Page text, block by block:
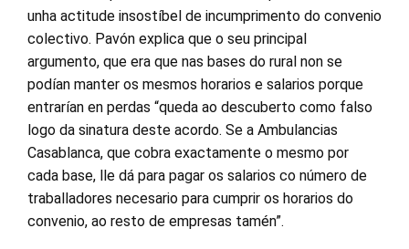
unha actitude insostíbel de incumprimento do convenio
colectivo. Pavón explica que o seu principal
argumento, que era que nas bases do rural non se
podían manter os mesmos horarios e salarios porque
entrarían en perdas “queda ao descuberto como falso
logo da sinatura deste acordo. Se a Ambulancias
Casablanca, que cobra exactamente o mesmo por
cada base, lle dá para pagar os salarios co número de
traballadores necesario para cumprir os horarios do
convenio, ao resto de empresas tamén”.